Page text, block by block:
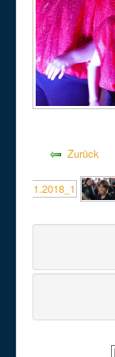
Zurück